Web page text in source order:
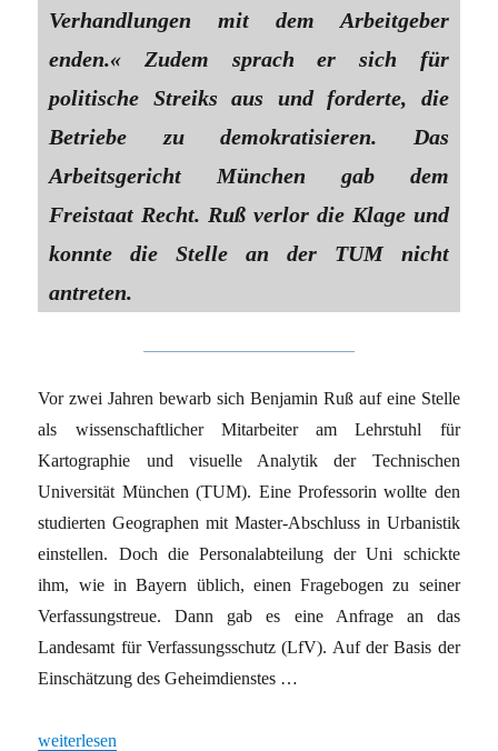
Verhandlungen mit dem Arbeitgeber
enden.« Zudem sprach er sich für
politische Streiks aus und forderte, die
Betriebe zu demokratisieren. Das
Arbeitsgericht München gab dem
Freistaat Recht. Ruß verlor die Klage und
konnte die Stelle an der TUM nicht
antreten.
Vor zwei Jahren bewarb sich Benjamin Ruß auf eine Stelle
als wissenschaftlicher Mitarbeiter am Lehrstuhl für
Kartographie und visuelle Analytik der Technischen
Universität München (TUM). Eine Professorin wollte den
studierten Geographen mit Master-Abschluss in Urbanistik
einstellen. Doch die Personalabteilung der Uni schickte
ihm, wie in Bayern üblich, einen Fragebogen zu seiner
Verfassungstreue. Dann gab es eine Anfrage an das
Landesamt für Verfassungsschutz (LfV). Auf der Basis der
Einschätzung des Geheimdienstes …
„Wieder Berufsverbote gegen Linke“
weiterlesen